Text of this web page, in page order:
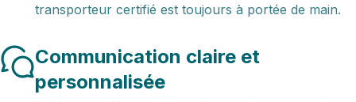
transporteur certifié est toujours à portée de main.
Communication claire et
personnalisée